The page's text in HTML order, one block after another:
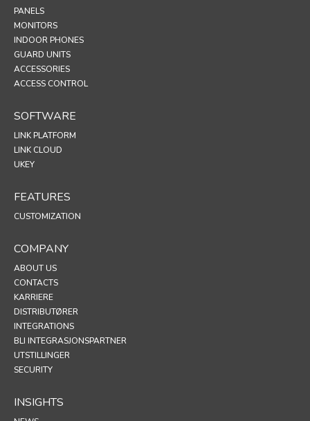
PANELS
MONITORS
INDOOR PHONES
GUARD UNITS
ACCESSORIES
ACCESS CONTROL
SOFTWARE
LINK PLATFORM
LINK CLOUD
UKEY
FEATURES
CUSTOMIZATION
COMPANY
ABOUT US
CONTACTS
KARRIERE
DISTRIBUTØRER
INTEGRATIONS
BLI INTEGRASJONSPARTNER
UTSTILLINGER
SECURITY
INSIGHTS